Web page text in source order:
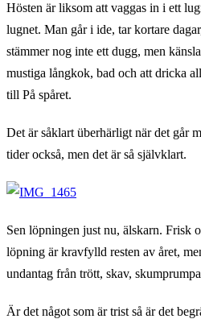
Hösten är liksom att vaggas in i ett
lugnet. Man går i ide, tar kortare
stämmer nog inte ett dugg, men
mustiga långkok, bad och att dricka
till På spåret.
Det är såklart überhärligt när det går
tider också, men det är så självklart.
Sen löpningen just nu, älskarn. Frisk
löpning är kravfylld resten av året,
undantag från trött, skav,
Är det något som är trist så är det